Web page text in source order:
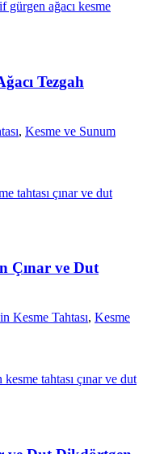
Tezgah
, Kesme ve Sunum
Çınar ve Dut
Kesme Tahtası, Kesme